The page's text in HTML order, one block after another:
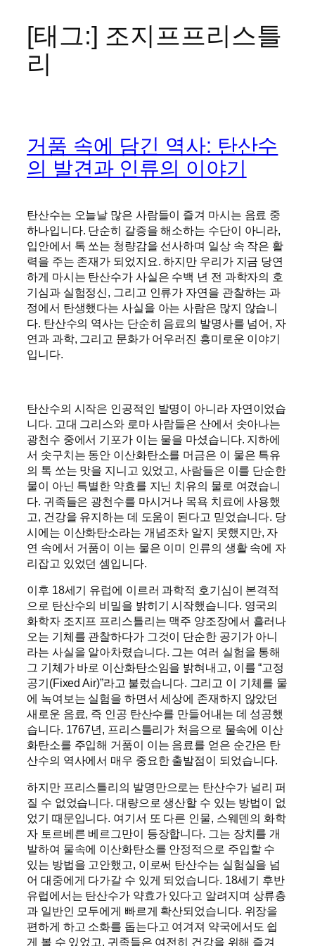
[태그:] 조지프프리스틀
리
거품 속에 담긴 역사: 탄산수
의 발견과 인류의 이야기
탄산수는 오늘날 많은 사람들이 즐겨 마시는 음료 중
하나입니다. 단순히 갈증을 해소하는 수단이 아니라,
입안에서 톡 쏘는 청량감을 선사하며 일상 속 작은 활
력을 주는 존재가 되었지요. 하지만 우리가 지금 당연
하게 마시는 탄산수가 사실은 수백 년 전 과학자의 호
기심과 실험정신, 그리고 인류가 자연을 관찰하는 과
정에서 탄생했다는 사실을 아는 사람은 많지 않습니
다. 탄산수의 역사는 단순히 음료의 발명사를 넘어, 자
연과 과학, 그리고 문화가 어우러진 흥미로운 이야기
입니다.
탄산수의 시작은 인공적인 발명이 아니라 자연이었습
니다. 고대 그리스와 로마 사람들은 산에서 솟아나는
광천수 중에서 기포가 이는 물을 마셨습니다. 지하에
서 솟구치는 동안 이산화탄소를 머금은 이 물은 특유
의 톡 쏘는 맛을 지니고 있었고, 사람들은 이를 단순한
물이 아닌 특별한 약효를 지닌 치유의 물로 여겼습니
다. 귀족들은 광천수를 마시거나 목욕 치료에 사용했
고, 건강을 유지하는 데 도움이 된다고 믿었습니다. 당
시에는 이산화탄소라는 개념조차 알지 못했지만, 자
연 속에서 거품이 이는 물은 이미 인류의 생활 속에 자
리잡고 있었던 셈입니다.
이후 18세기 유럽에 이르러 과학적 호기심이 본격적
으로 탄산수의 비밀을 밝히기 시작했습니다. 영국의
화학자 조지프 프리스틀리는 맥주 양조장에서 흘러나
오는 기체를 관찰하다가 그것이 단순한 공기가 아니
라는 사실을 알아차렸습니다. 그는 여러 실험을 통해
그 기체가 바로 이산화탄소임을 밝혀내고, 이를 “고정
공기(Fixed Air)”라고 불렀습니다. 그리고 이 기체를 물
에 녹여보는 실험을 하면서 세상에 존재하지 않았던
새로운 음료, 즉 인공 탄산수를 만들어내는 데 성공했
습니다. 1767년, 프리스틀리가 처음으로 물속에 이산
화탄소를 주입해 거품이 이는 음료를 얻은 순간은 탄
산수의 역사에서 매우 중요한 출발점이 되었습니다.
하지만 프리스틀리의 발명만으로는 탄산수가 널리 퍼
질 수 없었습니다. 대량으로 생산할 수 있는 방법이 없
었기 때문입니다. 여기서 또 다른 인물, 스웨덴의 화학
자 토르베른 베르그만이 등장합니다. 그는 장치를 개
발하여 물속에 이산화탄소를 안정적으로 주입할 수
있는 방법을 고안했고, 이로써 탄산수는 실험실을 넘
어 대중에게 다가갈 수 있게 되었습니다. 18세기 후반
유럽에서는 탄산수가 약효가 있다고 알려지며 상류층
과 일반인 모두에게 빠르게 확산되었습니다. 위장을
편하게 하고 소화를 돕는다고 여겨져 약국에서도 쉽
게 볼 수 있었고, 귀족들은 여전히 건강을 위해 즐겨